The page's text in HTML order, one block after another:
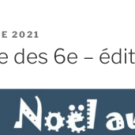
2021
des 6e –